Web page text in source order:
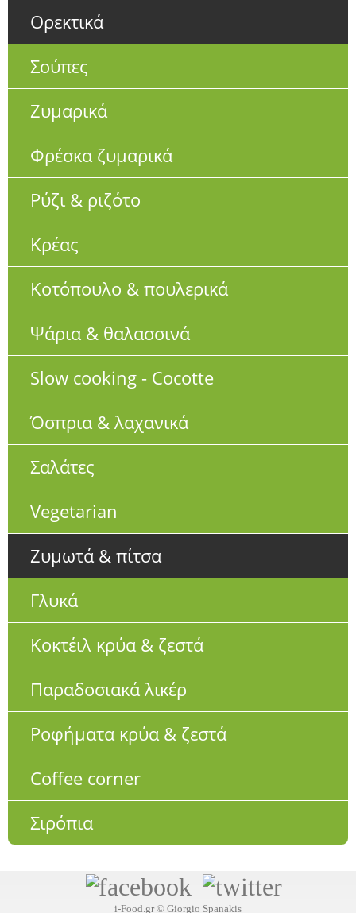
Ορεκτικά
Σούπες
Ζυμαρικά
Φρέσκα ζυμαρικά
Ρύζι & ριζότο
Κρέας
Κοτόπουλο & πουλερικά
Ψάρια & θαλασσινά
Slow cooking - Cocotte
Όσπρια & λαχανικά
Σαλάτες
Vegetarian
Ζυμωτά & πίτσα
Γλυκά
Κοκτέιλ κρύα & ζεστά
Παραδοσιακά λικέρ
Ροφήματα κρύα & ζεστά
Coffee corner
Σιρόπια
i-Food.gr © Giorgio Spanakis